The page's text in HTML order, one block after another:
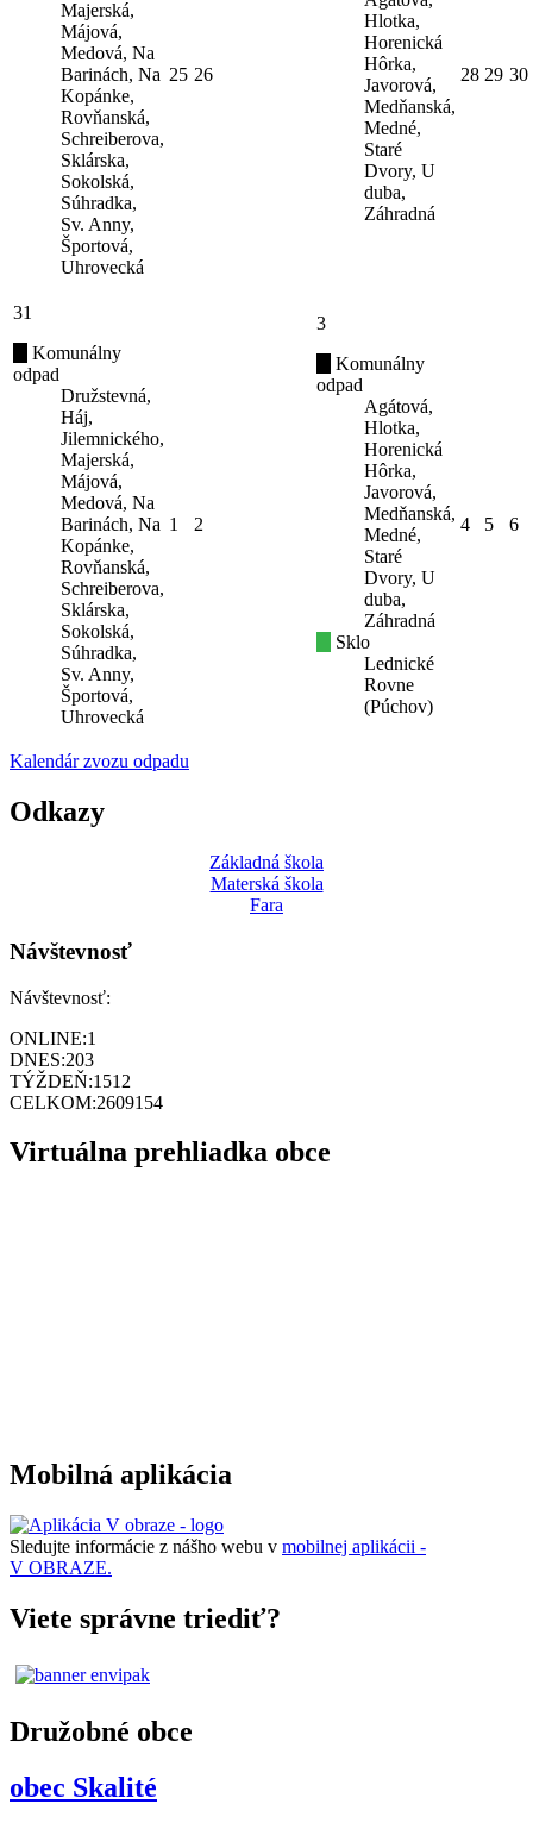
Majerská,
Májová,
Medová, Na
Barinách, Na
Kopánke,
Rovňanská,
Schreiberova,
Sklárska,
Sokolská,
Súhradka,
Sv. Anny,
Športová,
Uhrovecká
25 26
Hlotka,
Horenická
Hôrka,
Javorová,
Medňanská,
Medné,
Staré
Dvory, U
duba,
Záhradná
28 29 30
31
Komunálny
odpad
Družstevná,
Háj,
Jilemnického,
Majerská,
Májová,
Medová, Na
Barinách, Na
Kopánke,
Rovňanská,
Schreiberova,
Sklárska,
Sokolská,
Súhradka,
Sv. Anny,
Športová,
Uhrovecká
1 2
3
Komunálny
odpad
Agátová,
Hlotka,
Horenická
Hôrka,
Javorová,
Medňanská,
Medné,
Staré
Dvory, U
duba,
Záhradná
Sklo
Lednické
Rovne
(Púchov)
4 5 6
Kalendár zvozu odpadu
Odkazy
Základná škola
Materská škola
Fara
Návštevnosť
Návštevnosť:
ONLINE:1
DNES:203
TÝŽDEŇ:1512
CELKOM:2609154
Virtuálna prehliadka obce
Mobilná aplikácia
Sledujte informácie z nášho webu v mobilnej aplikácii -
V OBRAZE.
Viete správne triediť?
Družobné obce
obec Skalité